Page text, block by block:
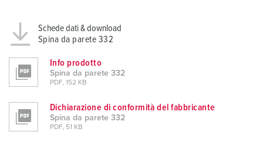
Schede dati & download
Spina da parete 332
Info prodotto
Spina da parete 332
PDF, 152 KB
Dichiarazione di conformità del fabbricante
Spina da parete 332
PDF, 51 KB